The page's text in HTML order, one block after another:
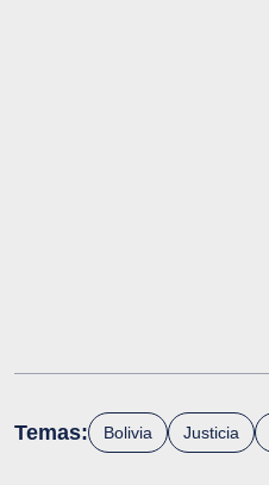
Temas: Bolivia Justicia